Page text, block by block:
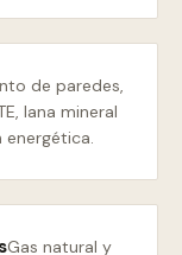
de paredes,
lana mineral
Gas natural y